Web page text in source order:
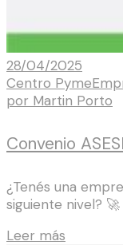
28/04/2025
Centro Pyme
por Martin Porto
Convenio
¿Tenés una
siguiente nivel?
Leer más